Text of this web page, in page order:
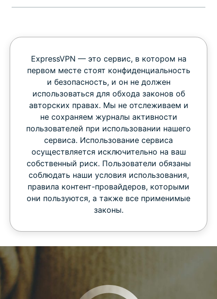
ExpressVPN — это сервис, в котором на
первом месте стоят конфиденциальность
и безопасность, и он не должен
использоваться для обхода законов об
авторских правах. Мы не отслеживаем и
не сохраняем журналы активности
пользователей при использовании нашего
сервиса. Использование сервиса
осуществляется исключительно на ваш
собственный риск. Пользователи обязаны
соблюдать наши условия использования,
правила контент-провайдеров, которыми
они пользуются, а также все применимые
законы.